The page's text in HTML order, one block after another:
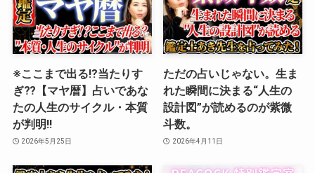
※ここまで出る⁉︎当たりす
ぎ⁇【マヤ暦】占いであな
たの人生のサイクル・本質
が判明‼️
2026年5月25日
ただの占いじゃない。生ま
れた瞬間に決まる“人生の
設計図”が読めるのが紫微
斗数。
2026年4月11日